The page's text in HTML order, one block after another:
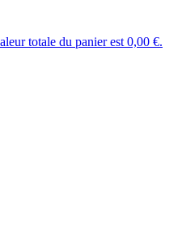
totale du panier est 0,00 €.